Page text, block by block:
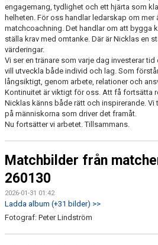
engagemang, tydlighet och ett hjärta som
helheten. För oss handlar ledarskap om mer
matchcoachning. Det handlar om att bygga
ställa krav med omtanke. Där är Nicklas en
värderingar.
Vi ser en tränare som varje dag investerar
vill utveckla både individ och lag. Som
långsiktigt, genom arbete, relationer och
Kontinuitet är viktigt för oss. Att få fortsätta
Nicklas känns både rätt och inspirerande.
på människorna som driver det framåt.
Nu fortsätter vi arbetet. Tillsammans.
Matchbilder från
260130
2026-01-31 01:42
Ladda album (+31 bilder) >>
Fotograf: Peter Lindström